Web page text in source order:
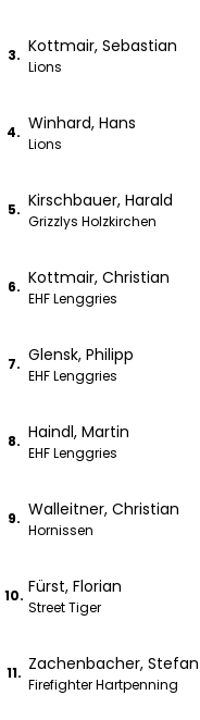
3. Kottmair, Sebastian
Lions
4. Winhard, Hans
Lions
5. Kirschbauer, Harald
Grizzlys Holzkirchen
6. Kottmair, Christian
EHF Lenggries
7. Glensk, Philipp
EHF Lenggries
8. Haindl, Martin
EHF Lenggries
9. Walleitner, Christian
Hornissen
10. Fürst, Florian
Street Tiger
11. Zachenbacher, Stefan
Firefighter Hartpenning